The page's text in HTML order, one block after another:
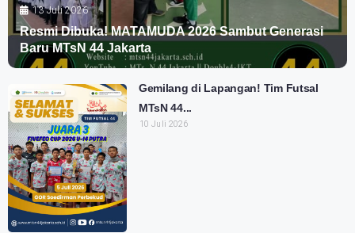
13 Juli 2026
Resmi Dibuka! MATAMUDA 2026 Sambut Generasi
Baru MTsN 44 Jakarta
Gemilang di Lapangan! Tim Futsal
MTsN 44...
10 Juli 2026